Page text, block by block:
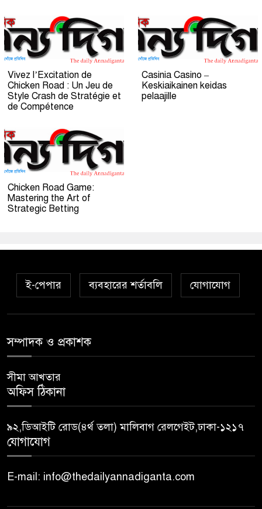
Vivez l’Excitation de
Chicken Road : Un Jeu de
Style Crash de Stratégie et
de Compétence
Casinia Casino –
Keskiaikainen keidas
pelaajille
Chicken Road Game:
Mastering the Art of
Strategic Betting
ই-পেপার ব্যবহারের শর্তাবলি যোগাযোগ
সম্পাদক ও প্রকাশক
সীমা আখতার
অফিস ঠিকানা
৯২,ডিআইটি রোড(৪র্থ তলা) মালিবাগ রেলগেইট,ঢাকা-১২১৭
যোগাযোগ
E-mail: info@thedailyannadiganta.com